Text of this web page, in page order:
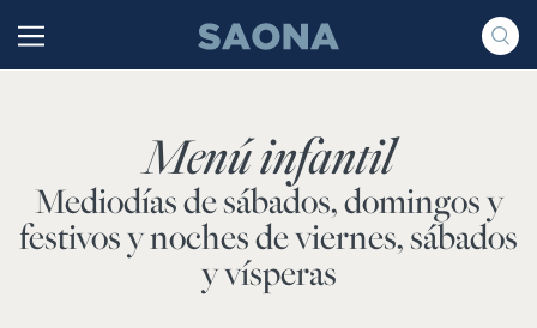
Grupo Saona
Menú infantil
Mediodías de sábados, domingos y
festivos y noches de viernes, sábados
y vísperas